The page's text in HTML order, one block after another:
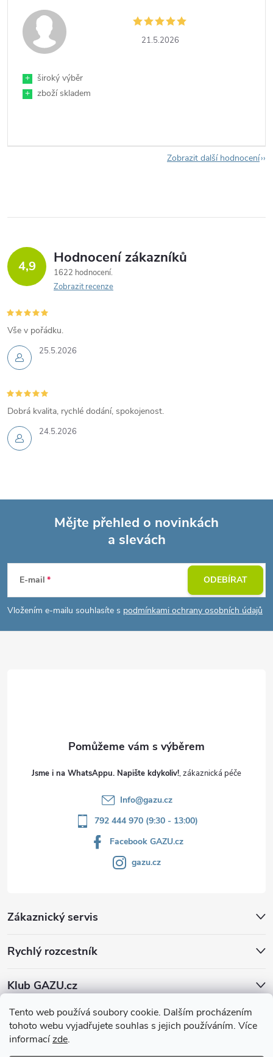
Tento web používá soubory cookie. Dalším procházením
tohoto webu vyjadřujete souhlas s jejich používáním. Více
informacízde.
21.5.2026
+
široký výběr
+
zboží skladem
Zobrazit další hodnocení
4,9 Hodnocení zákazníků
1622 hodnocení
Zobrazit recenze
25.5.2026
Vše v pořádku.
24.5.2026
Dobrá kvalita, rychlé dodání, spokojenost.
p
Mějte přehled o novinkách
a slevách
E-mail
Vložením e-mailu souhlasíte s podmínkami ochrany osobních údajů
ODEBÍRAT
Jsme i na WhatsAppu. Napište kdykoliv!
Info@gazu.cz
792 444 970 (9:30 - 13:00)
Facebook GAZU.cz
gazu.cz
Zákaznický servis
Rychlý rozcestník
Klub GAZU.cz